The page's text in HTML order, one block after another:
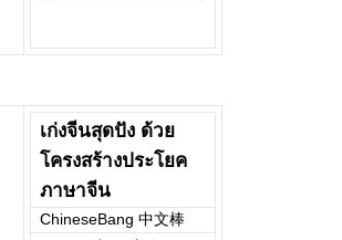
เก่งจีนสุดปัง ด้วย
โครงสร้างประโยค
ภาษาจีน
ChineseBang 中文棒